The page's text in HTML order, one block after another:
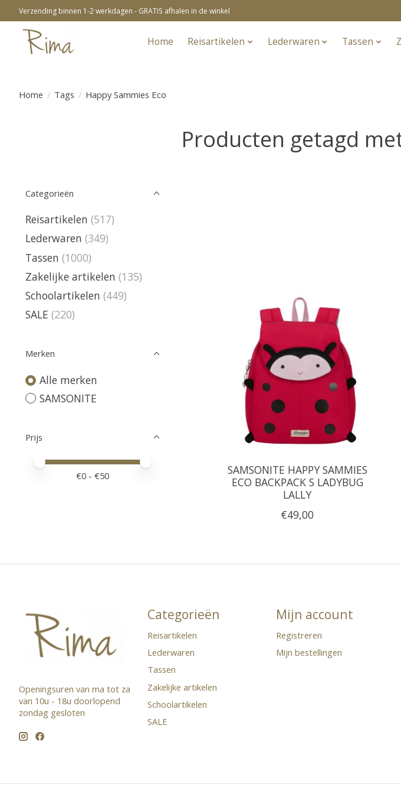
Verzending binnen 1-2 werkdagen - GRATIS afhalen in de winkel
Home Reisartikelen Lederwaren Tassen
Home / Tags / Happy Sammies Eco
Producten getagd
Categorieën
Reisartikelen (517)
Lederwaren (349)
Tassen (1000)
Zakelijke artikelen (135)
Schoolartikelen (449)
SALE (220)
Merken
Alle merken
SAMSONITE
Prijs
Minimale prijswaarde
Price maximum value
€0 - €50
SAMSONITE HAPPY SAMMIES
ECO BACKPACK S LADYBUG
LALLY
€49,00
Openingsuren van ma tot za
van 10u - 18u doorlopend ​
zondag gesloten
Categorieën
Reisartikelen
Lederwaren
Tassen
Zakelijke artikelen
Schoolartikelen
SALE
Mijn account
Registreren
Mijn bestellingen